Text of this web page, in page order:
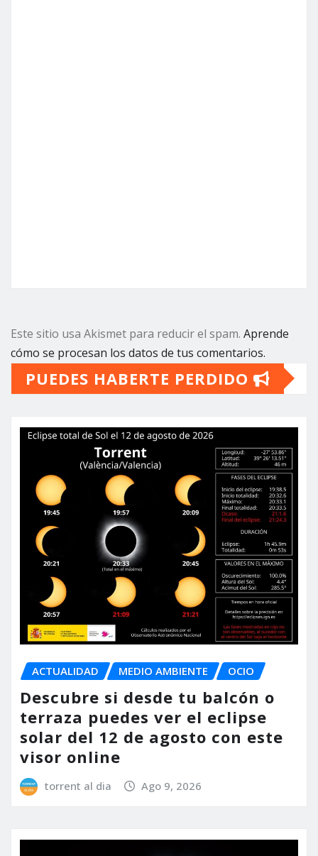
Este sitio usa Akismet para reducir el spam. Aprende
cómo se procesan los datos de tus comentarios.
PUEDES HABERTE PERDIDO
ACTUALIDAD MEDIO AMBIENTE OCIO
Descubre si desde tu balcón o
terraza puedes ver el eclipse
solar del 12 de agosto con este
visor online
torrent al dia Ago 9, 2026